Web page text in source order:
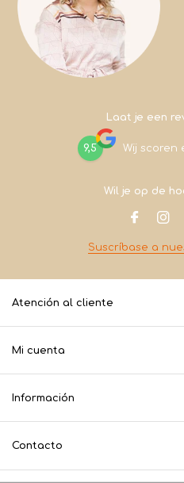
Laat je een
9,5 Wij scoren
Wil je op de
Suscríbase a
Atención al cliente
Mi cuenta
Información
Contacto